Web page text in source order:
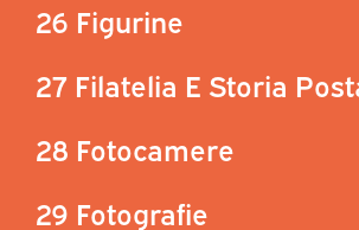
26 Figurine
27 Filatelia E Storia
28 Fotocamere
29 Fotografie